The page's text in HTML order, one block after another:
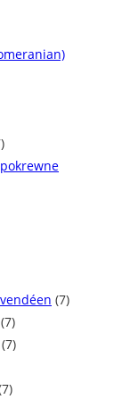
(7)
(7)
(7)